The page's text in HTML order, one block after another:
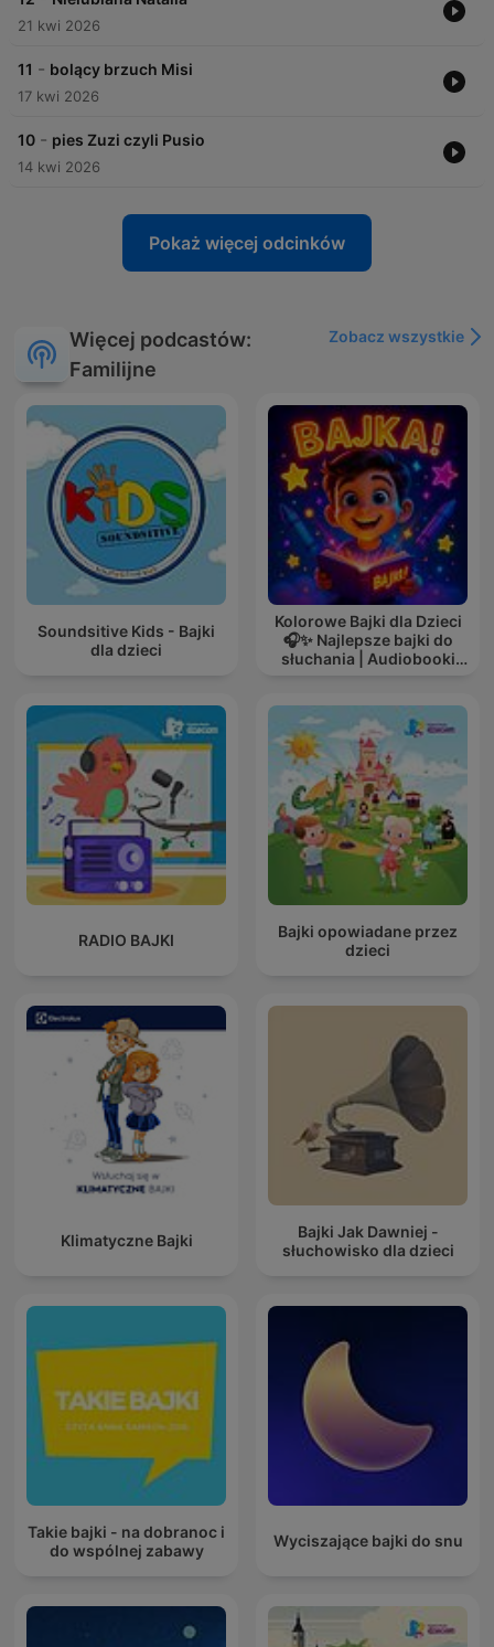
21 kwi 2026
11 - bolący brzuch Misi
17 kwi 2026
10 - pies Zuzi czyli Pusio
14 kwi 2026
Pokaż więcej odcinków
Więcej podcastów:
Familijne
Zobacz wszystkie
Soundsitive Kids - Bajki
dla dzieci
Kolorowe Bajki dla Dzieci
🎧✨ Najlepsze bajki do
słuchania | Audiobooki
RADIO BAJKI
Bajki opowiadane przez
dzieci
Klimatyczne Bajki
Bajki Jak Dawniej -
słuchowisko dla dzieci
Takie bajki - na dobranoc i
do wspólnej zabawy
Wyciszające bajki do snu